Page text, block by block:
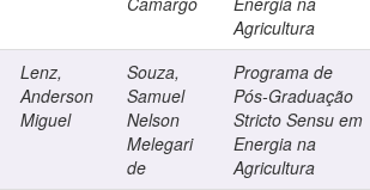
Agricultura
Lenz,
Anderson
Miguel
Souza,
Samuel
Nelson
Melegari
de
Programa de
Pós-Graduação
Stricto Sensu em
Energia na
Agricultura